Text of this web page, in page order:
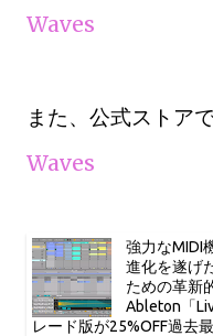
Waves
また、公式ストア
Waves
強力なMIDI
進化を遂げ
ための革新
Ableton「
レード版が25%OFF過去